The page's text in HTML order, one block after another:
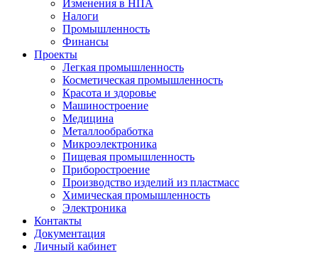
Изменения в НПА
Налоги
Промышленность
Финансы
Проекты
Легкая промышленность
Косметическая промышленность
Красота и здоровье
Машиностроение
Медицина
Металлообработка
Микроэлектроника
Пищевая промышленность
Приборостроение
Производство изделий из пластмасс
Химическая промышленность
Электроника
Контакты
Документация
Личный кабинет